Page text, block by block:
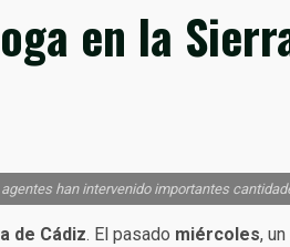
en la
han intervenido importantes
de Cádiz. El pasado miércoles,